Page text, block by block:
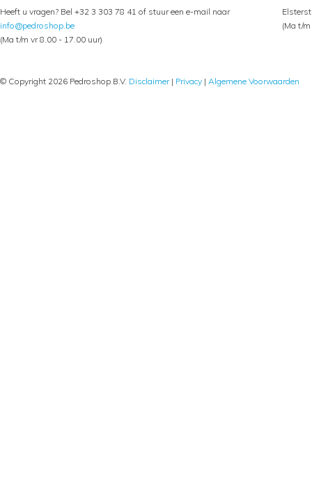
Heeft u vragen? Bel +32 3 303 78 41 of stuur een e-mail naar
info@pedroshop.be
(Ma t/m vr 8.00 - 17.00 uur)
(Ma t/
© Copyright 2026 Pedroshop B.V. Disclaimer| Privacy | Algemene Voorwaarden